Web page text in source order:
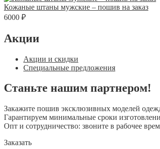
Кожаные штаны мужские – пошив на заказ
6000 ₽
Акции
Акции и скидки
Специальные предложения
Станьте нашим партнером!
Закажите пошив эксклюзивных моделей
Гарантируем минимальные сроки
Опт и сотрудничество: звоните в рабочее
Заказать